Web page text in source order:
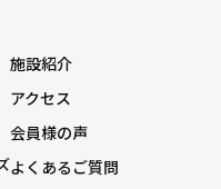
施設紹介
アクセス
会員様の声
よくあるご質問